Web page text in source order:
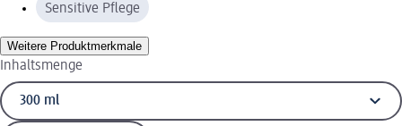
Sensitive Pflege
Weitere Produktmerkmale
Inhaltsmenge